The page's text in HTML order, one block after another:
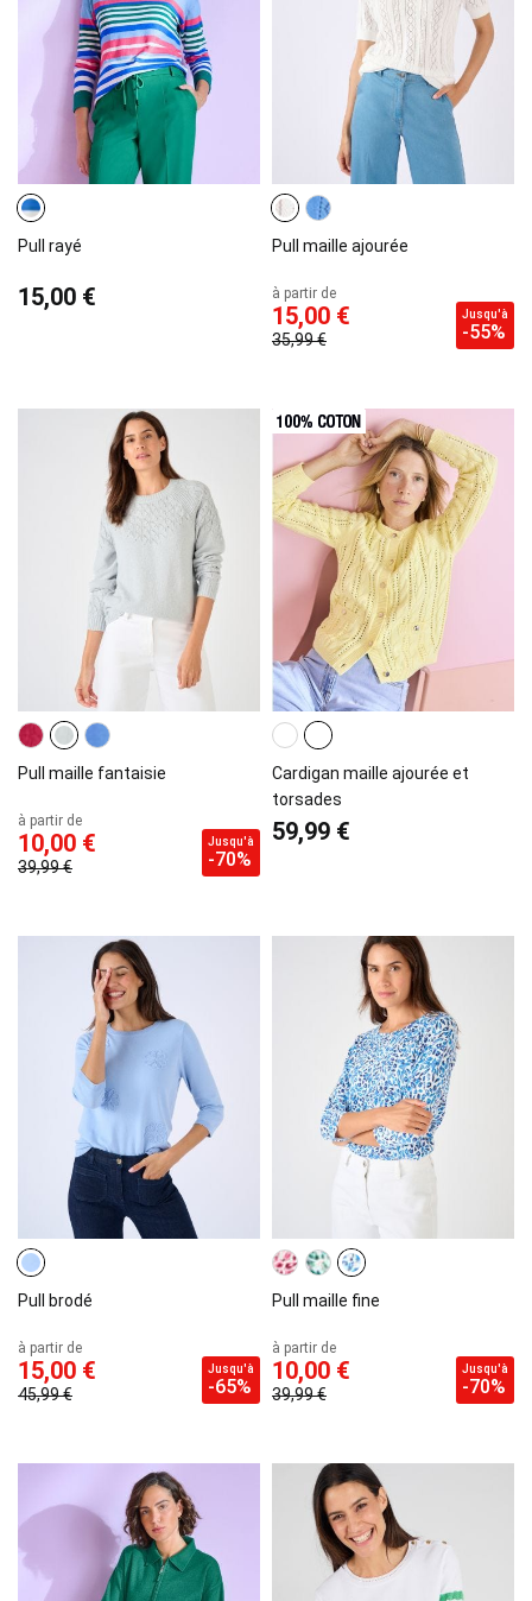
Pull rayé
15,00 €
Pull maille ajourée
à partir de
15,00 €
35,99 €
Jusqu'à
-55%
Pull maille fantaisie
à partir de
10,00 €
39,99 €
Jusqu'à
-70%
Cardigan maille ajourée et
torsades
59,99 €
Pull brodé
à partir de
15,00 €
45,99 €
Jusqu'à
-65%
Pull maille fine
à partir de
10,00 €
39,99 €
Jusqu'à
-70%